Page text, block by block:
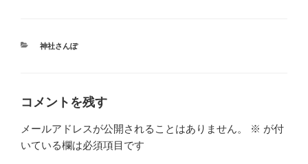
カ
神社さんぽ
コメントを残す
メールアドレスが公開されることはありません。 ※ が付
いている欄は必須項目です